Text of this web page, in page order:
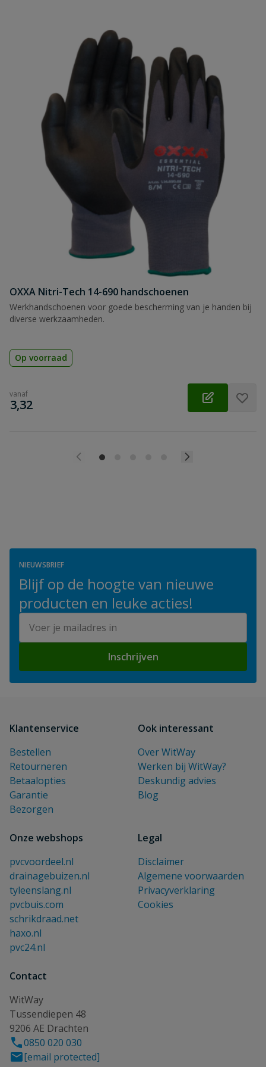
OXXA Nitri-Tech 14-690 handschoenen
Werkhandschoenen voor goede bescherming van je handen bij
diverse werkzaamheden.
Op voorraad
vanaf
€
3,32
NIEUWSBRIEF
Blijf op de hoogte van nieuwe
producten en leuke acties!
Inschrijven
Klantenservice
Bestellen
Retourneren
Betaalopties
Garantie
Bezorgen
Ook interessant
Over WitWay
Werken bij WitWay?
Deskundig advies
Blog
Onze webshops
pvcvoordeel.nl
drainagebuizen.nl
tyleenslang.nl
pvcbuis.com
schrikdraad.net
haxo.nl
pvc24.nl
Legal
Disclaimer
Algemene voorwaarden
Privacyverklaring
Cookies
Contact
WitWay
Tussendiepen 48
9206 AE Drachten
0850 020 030
[email protected]